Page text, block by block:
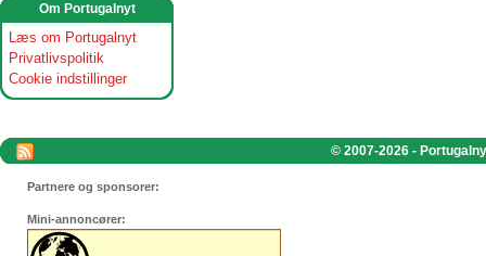
Om Portugalnyt
Læs om Portugalnyt
Privatlivspolitik
Cookie indstillinger
© 2007-2026 -
Partnere og sponsorer:
Mini-annoncører: